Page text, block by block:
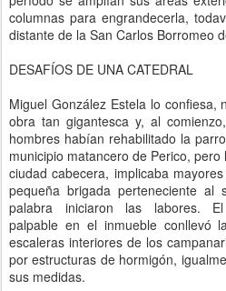
columnas para engrandecerla,
distante de la San Carlos Borromeo
DESAFÍOS DE UNA CATEDRAL
Miguel González Estela lo confiesa,
obra tan gigantesca y, al
hombres habían rehabilitado la
municipio matancero de Perico,
ciudad cabecera, implicaba
pequeña brigada perteneciente al
palabra iniciaron las labores. El
palpable en el inmueble conllevó
escaleras interiores de los
por estructuras de hormigón,
sus medidas.